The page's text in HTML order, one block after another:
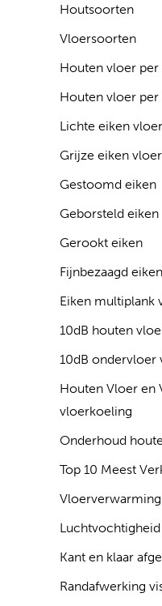
Houtsoorten
Vloersoorten
Houten vloer
Houten vloer per
Lichte eiken
Grijze eiken
Gestoomd eiken
Geborsteld eiken
Gerookt eiken
Fijnbezaagd eiken
Eiken multiplank
10dB houten
10dB ondervloer
Houten Vloer en
vloerkoeling
Onderhoud
Top 10 Meest
Kant en klaar
Randafwerking